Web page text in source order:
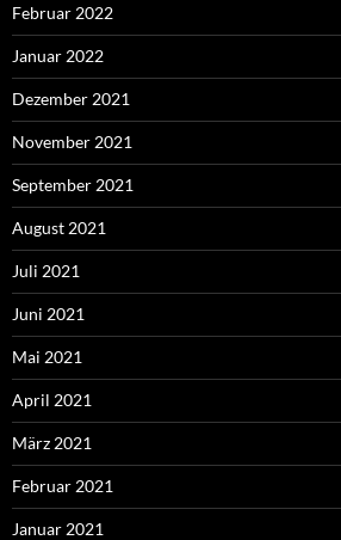
Februar 2022
Januar 2022
Dezember 2021
November 2021
September 2021
August 2021
Juli 2021
Juni 2021
Mai 2021
April 2021
März 2021
Februar 2021
Januar 2021